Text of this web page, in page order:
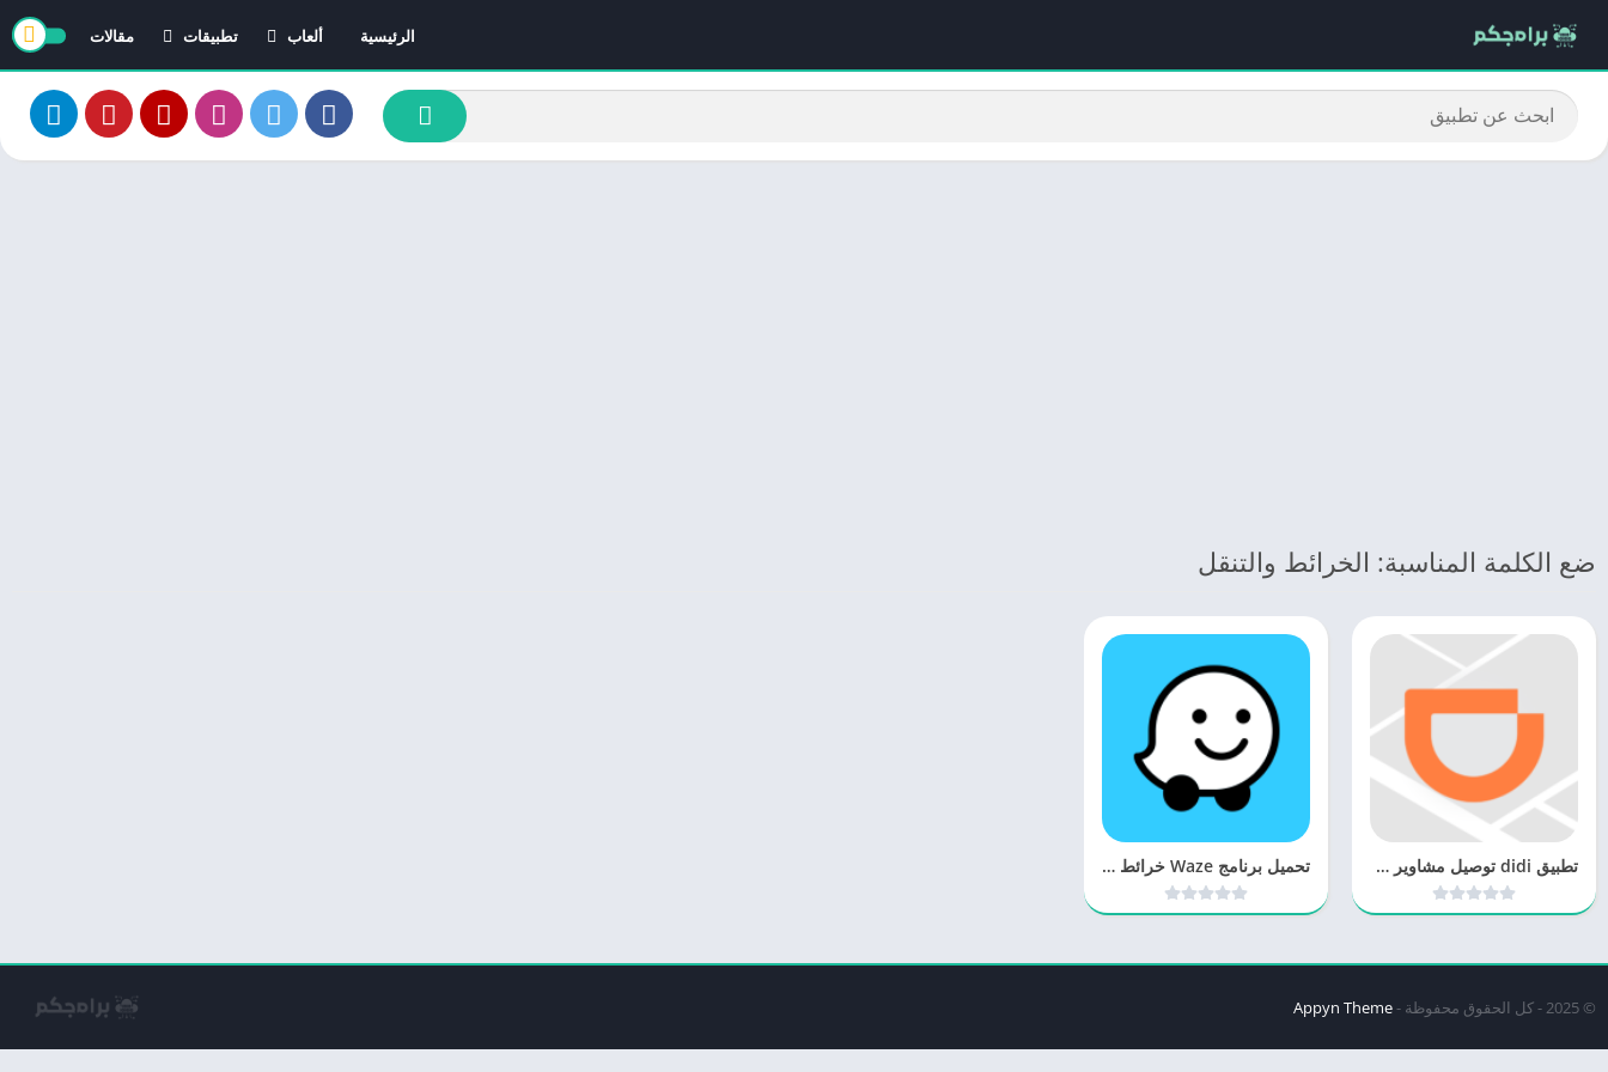
الرئيسية
ألعاب
العاب ايفون
العاب اندرويد
تطبيقات
تطبيقات ايفون
تطبيقات اندرويد
مقالات
ضع الكلمة المناسبة: الخرائط والتنقل
تطبيق didi توصيل مشاوير رخيص تحميل برنامج Waze خرائط بدون إنترنت
© 2025 - كل الحقوق محفوظة - Appyn Theme